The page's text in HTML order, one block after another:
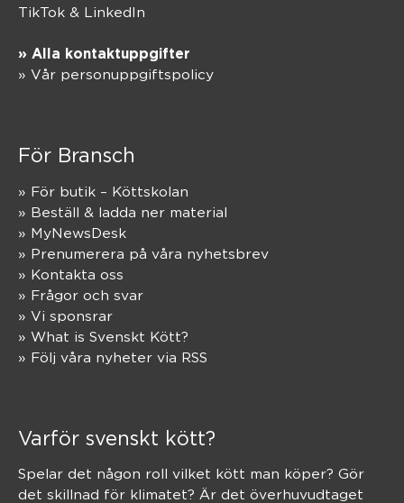
TikTok & LinkedIn
» Alla kontaktuppgifter
» Vår personuppgiftspolicy
För Bransch
» För butik – Köttskolan
» Beställ & ladda ner material
» MyNewsDesk
» Prenumerera på våra nyhetsbrev
» Kontakta oss
» Frågor och svar
» Vi sponsrar
» What is Svenskt Kött?
» Följ våra nyheter via RSS
Varför svenskt kött?
Spelar det någon roll vilket kött man köper? Gör
det skillnad för klimatet? Är det överhuvudtaget